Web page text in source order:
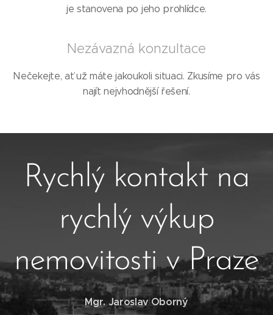
je stanovena po jeho prohlídce.
Nezávazná konzultace
Nečekejte, ať už máte jakoukoli situaci. Zkusíme pro vás
najít nejvhodnější řešení.
Rychlý kontakt na
rychlý výkup
nemovitosti v Praze
Mgr. Jaroslav Oborný